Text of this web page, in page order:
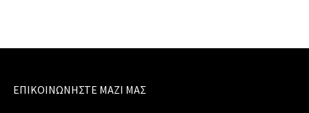
ΕΠΙΚΟΙΝΩΝΉΣΤΕ ΜΑΖΊ ΜΑΣ